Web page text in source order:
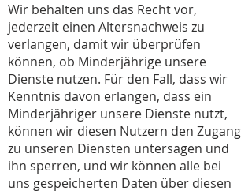
Wir behalten uns das Recht vor,
jederzeit einen Altersnachweis zu
verlangen, damit wir überprüfen
können, ob Minderjährige unsere
Dienste nutzen. Für den Fall, dass wir
Kenntnis davon erlangen, dass ein
Minderjähriger unsere Dienste nutzt,
können wir diesen Nutzern den Zugang
zu unseren Diensten untersagen und
ihn sperren, und wir können alle bei
uns gespeicherten Daten über diesen